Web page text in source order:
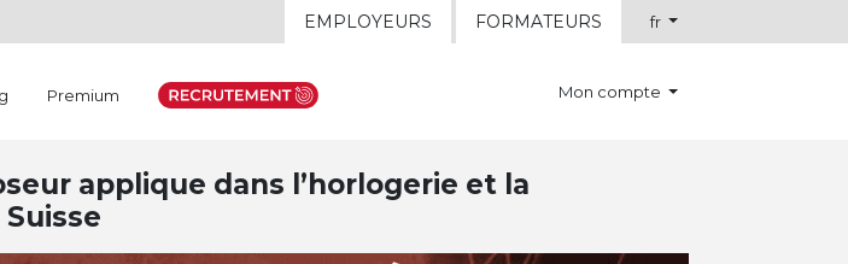
EMPLOYEURS FORMATEURS fr
Premium Mon compte
applique dans l’horlogerie et la